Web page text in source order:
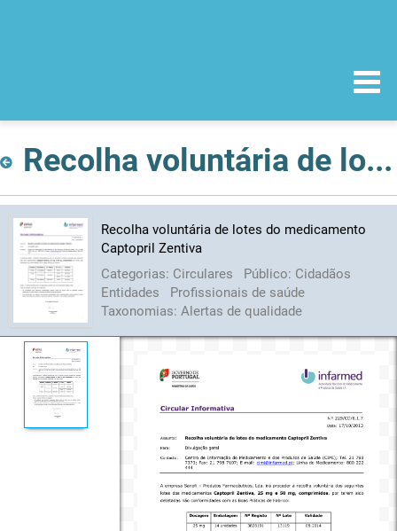
Recolha voluntária de lotes do medicamento Captopril Zentiva
Recolha voluntária de lotes do medicamento
Captopril Zentiva
Categorias: Circulares Público: Cidadãos
Entidades
Profissionais de saúde
Taxonomias: Alertas de qualidade